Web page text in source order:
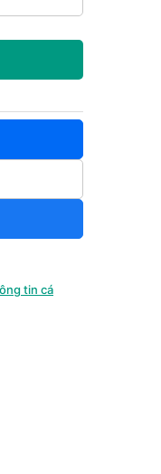
tin cá